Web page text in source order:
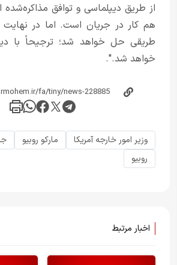
از طریق دیپلماسی و توافق
هم کار در جریان است. اما در
طریقی حل خواهد شد؛ ترجیحاً با
خواهد شد.".
وزیر امور خارجه آمریکا مارکو روبیو
روبیو
اخبار مرتبط